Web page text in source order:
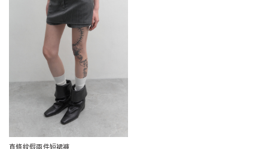
直條紋假兩件短裙褲